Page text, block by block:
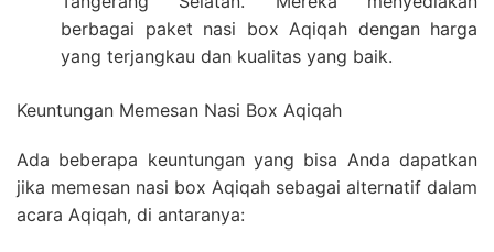
berbagai paket nasi box Aqiqah dengan harga
yang terjangkau dan kualitas yang baik.
Keuntungan Memesan Nasi Box Aqiqah
Ada beberapa keuntungan yang bisa Anda dapatkan
jika memesan nasi box Aqiqah sebagai alternatif dalam
acara Aqiqah, di antaranya: